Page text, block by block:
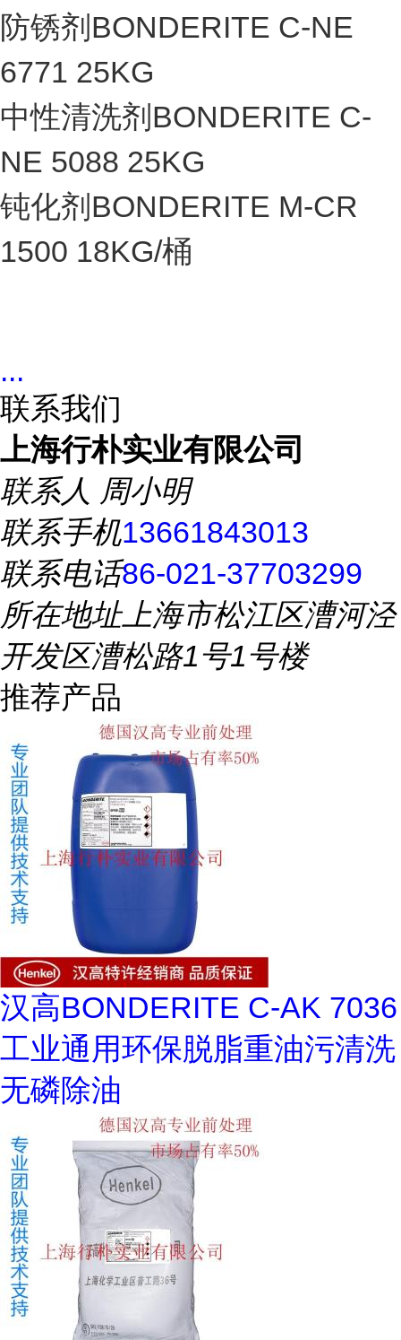
防锈剂BONDERITE C-NE
6771 25KG
中性清洗剂BONDERITE C-
NE 5088 25KG
钝化剂BONDERITE M-CR
1500 18KG/桶
...
联系我们
上海行朴实业有限公司
联系人 周小明
联系手机13661843013
联系电话86-021-37703299
所在地址上海市松江区漕河泾
开发区漕松路1号1号楼
推荐产品
汉高BONDERITE C-AK 7036
工业通用环保脱脂重油污清洗
无磷除油